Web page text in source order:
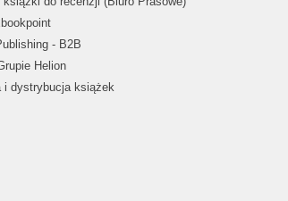
- B2B
Helion
i dystrybucja książek